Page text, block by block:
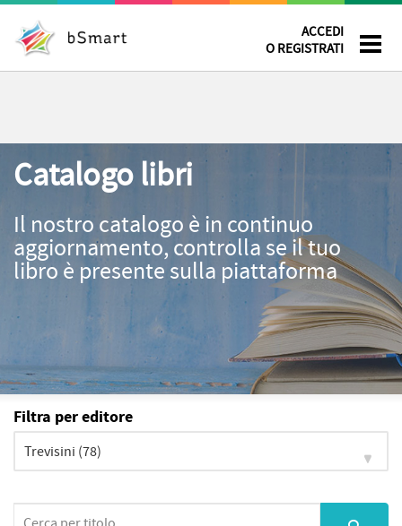
ACCEDI
O REGISTRATI
Catalogo libri
Il nostro catalogo è in continuo
aggiornamento, controlla se il tuo
libro è presente sulla piattaforma
Filtra per editore